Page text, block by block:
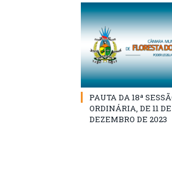
PAUTA DA 18ª
ORDINÁRIA, DE 11 DE
DEZEMBRO DE 2023